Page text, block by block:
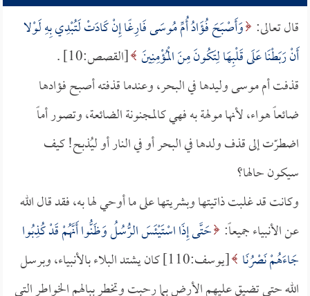
قال تعالى: وَأَصْبَحَ فُؤَادُ أُمِّ مُوسَى فَارِغًا إِنْ كَادَتْ لَتُبْدِي بِهِ لَوْلا
أَنْ رَبَطْنَا عَلَى قَلْبِهَا لِتَكُونَ مِنَ الْمُؤْمِنِينَ [القصص:10] .
قذفت أم موسى وليدها في البحر، وعندما قذفته أصبح فؤادها
ضائعاً هواء، لأنها مولهة به فهي كالمجنونة الضائعة، وتصور أماً
اضطرّت إلى قذف ولدها في البحر أو في النار أو ليُذبح! كيف
سيكون حالها؟
وكانت قد غلبت ذاتيتها وبشريتها على ما أوحي لها به، فقد قال الله
عن الأنبياء جميعاً: حَتَّى إِذَا اسْتَيْئَسَ الرُّسُلُ وَظَنُّوا أَنَّهُمْ قَدْ كُذِبُوا
جَاءَهُمْ نَصْرُنَا
[يوسف:110] كان يشتد البلاء بالأنبياء، وبرسل
الله حتى تضيق عليهم الأرض بما رحبت وتخطر ببالهم الخواطر التي